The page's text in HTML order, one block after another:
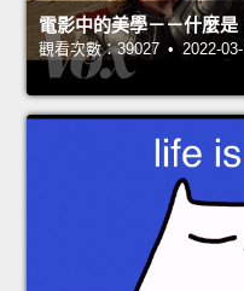
電影中的美學－－什麼是
觀看次數：39027 • 2022-